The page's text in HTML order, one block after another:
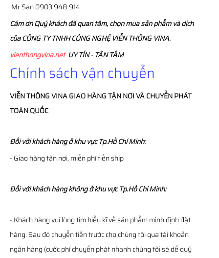
Mr San 0903.948.914
Cám ơn Quý khách đã quan tâm, chọn mua sản phẩm và dịch
của CÔNG TY TNHH CÔNG NGHỆ VIỄN THÔNG VINA.
vienthongvina.netUY TÍN - TẬN TÂM
Chính sách vận chuyển
VIỄN THÔNGVINAGIAO HÀNG TẬN NƠI VÀ CHUYỂN PHÁT
TOÀN QUỐC
Đối với khách hàng ở khu vực Tp.Hồ Chí Minh:
- Giao hàng tận nơi, miễn phí tiền ship
Đối với khách hàng không ở khu vực Tp.Hồ Chí Minh:
- Khách hàng vui lòng tìm hiểu kĩ về sản phẩm mình định đặt
hàng. Sau đó chuyển tiền trước cho chúng tôi qua tài khoản
ngân hàng (cước phí chuyển phát nhanh chúng tôi sẽ để quý